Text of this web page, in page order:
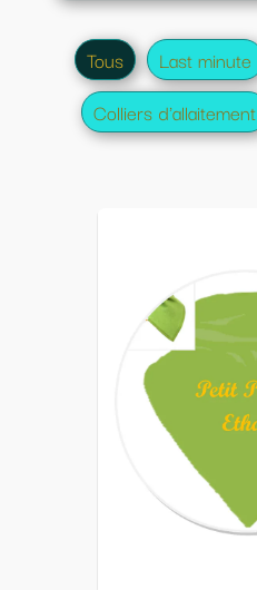
Tous Last minute
Colliers d'allaitement